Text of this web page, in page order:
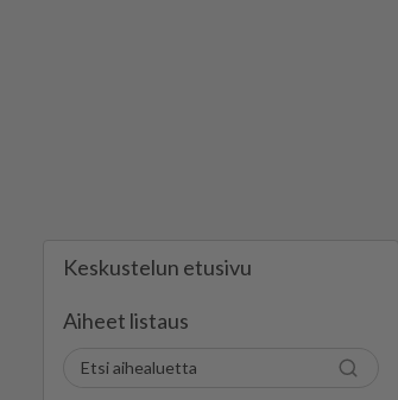
Keskustelun etusivu
Aiheet listaus